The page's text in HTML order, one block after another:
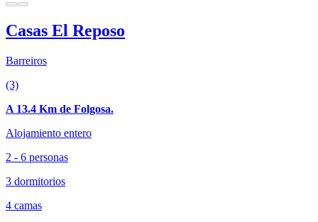
Casas El Reposo
Barreiros
(3)
A 13.4 Km de Folgosa.
Alojamiento entero
2 - 6 personas
3 dormitorios
4 camas